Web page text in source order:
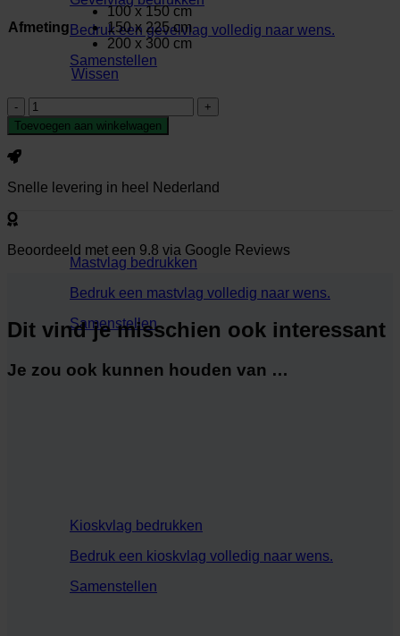
Bedruk een gevelvlag volledig naar wens.
Samenstellen
Mastvlag bedrukken
Bedruk een mastvlag volledig naar wens.
Samenstellen
Kioskvlag bedrukken
Bedruk een kioskvlag volledig naar wens.
Samenstellen
Afmeting
100 x 150 cm
150 x 225 cm
200 x 300 cm
Wissen
Vlag
Venezuela
aantal
Toevoegen aan winkelwagen
Snelle levering in heel Nederland
Beoordeeld met een 9.8 via Google Reviews
Dit vind je misschien ook interessant
Je zou ook kunnen houden van …